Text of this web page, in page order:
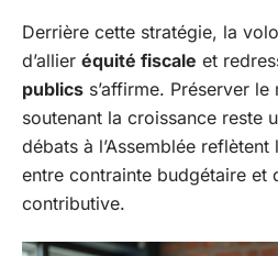
Derrière cette stratégie, la
d’allier équité fiscale et
publics s’affirme. Préserver
soutenant la croissance reste
débats à l’Assemblée
entre contrainte budgétaire et
contributive.